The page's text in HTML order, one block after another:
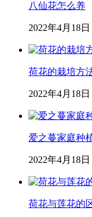
八仙花怎么养
2022年4月18日
荷花的栽培方
2022年4月18日
爱之蔓家庭种
2022年4月18日
荷花与莲花的